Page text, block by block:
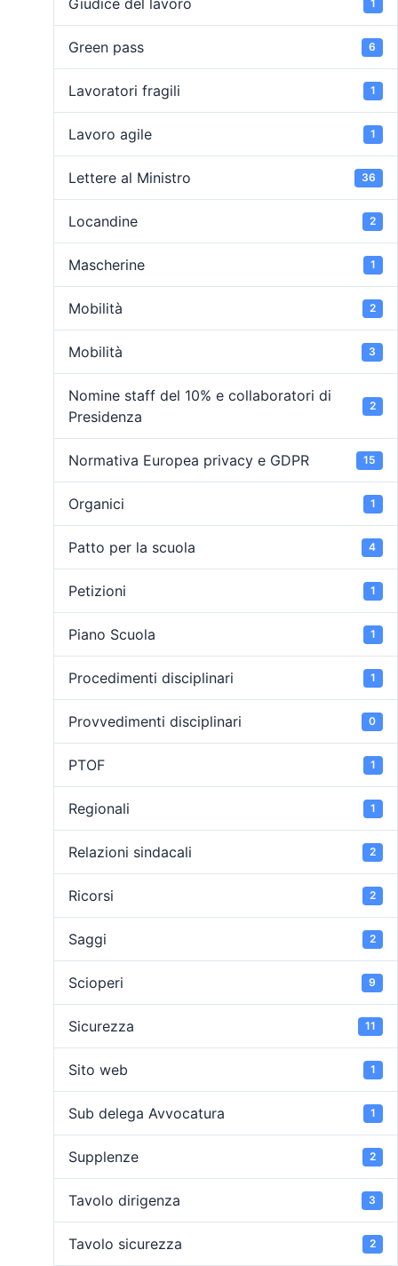
Giudice del lavoro 1
Green pass 6
Lavoratori fragili 1
Lavoro agile 1
Lettere al Ministro 36
Locandine 2
Mascherine 1
Mobilità 2
Mobilità 3
Nomine staff del 10% e collaboratori di
Presidenza
2
Normativa Europea privacy e GDPR 15
Organici 1
Patto per la scuola 4
Petizioni 1
Piano Scuola 1
Procedimenti disciplinari 1
Provvedimenti disciplinari 0
PTOF 1
Regionali 1
Relazioni sindacali 2
Ricorsi 2
Saggi 2
Scioperi 9
Sicurezza 11
Sito web 1
Sub delega Avvocatura 1
Supplenze 2
Tavolo dirigenza 3
Tavolo sicurezza 2